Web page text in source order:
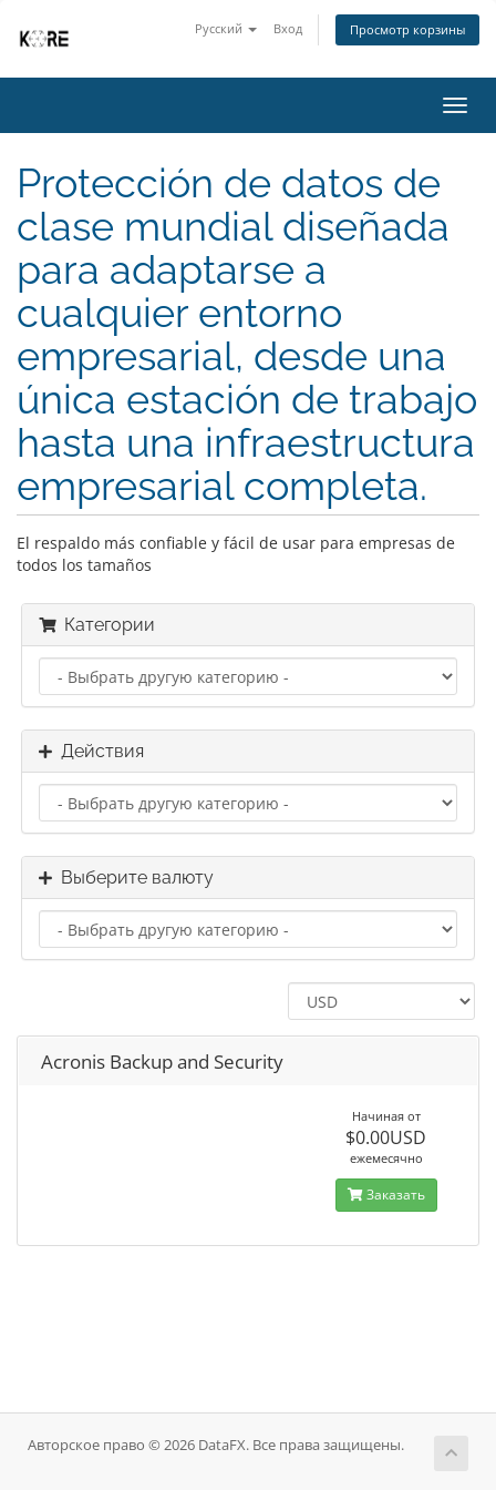
Русский Вход Просмотр корзины
Protección de datos de
clase mundial diseñada
para adaptarse a
cualquier entorno
empresarial, desde una
única estación de trabajo
hasta una infraestructura
empresarial completa.
El respaldo más confiable y fácil de usar para empresas de
todos los tamaños
Категории
Действия
Выберите валюту
Acronis Backup and Security
Начиная от
$0.00USD
ежемесячно
Заказать
Авторское право © 2026 DataFX. Все права защищены.